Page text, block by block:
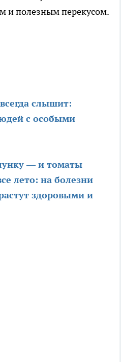
и полезным перекусом.
слышит:
с особыми
— и томаты
лето: на болезни
здоровыми и